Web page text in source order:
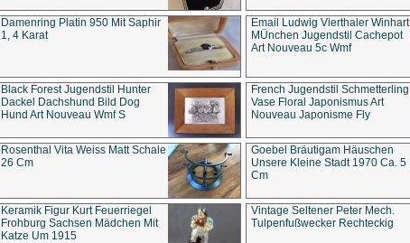
Damenring Platin 950 Mit Saphir
1, 4 Karat
Email Ludwig Vierthaler Winhart
MÜnchen Jugendstil Cachepot
Art Nouveau 5c Wmf
Black Forest Jugendstil Hunter
Dackel Dachshund Bild Dog
Hund Art Nouveau Wmf S
French Jugendstil Schmetterling
Vase Floral Japonismus Art
Nouveau Japonisme Fly
Rosenthal Vita Weiss Matt Schale
26 Cm
Goebel Bräutigam Häuschen
Unsere Kleine Stadt 1970 Ca. 5
Cm
Keramik Figur Kurt Feuerriegel
Frohburg Sachsen Mädchen Mit
Katze Um 1915
Vintage Seltener Peter Mech.
Tulpenfußwecker Rechteckig